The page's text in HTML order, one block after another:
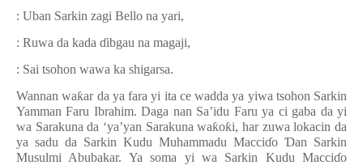
: Uban Sarkin zagi Bello na yari,
: Ruwa da kada ɗibgau na magaji,
: Sai tsohon wawa ka shigarsa.
Wannan waƙar da ya fara yi ita ce wadda ya yiwa tsohon Sarkin
Yamman Faru Ibrahim. Daga nan Sa’idu Faru ya ci gaba da yi
wa Sarakuna da ‘ya’yan Sarakuna waƙoƙi, har zuwa lokacin da
ya sadu da Sarkin Kudu Muhammadu Macciɗo Ɗan Sarkin
Musulmi Abubakar. Ya soma yi wa Sarkin Kudu Macciɗo